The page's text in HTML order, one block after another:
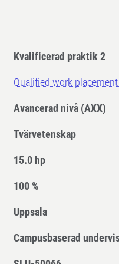
Kvalificerad praktik 2
Qualified work
Avancerad nivå (AXX)
Tvärvetenskap
15.0 hp
100 %
Uppsala
Campusbaserad